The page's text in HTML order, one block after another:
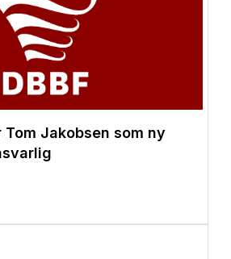
Jakobsen som ny